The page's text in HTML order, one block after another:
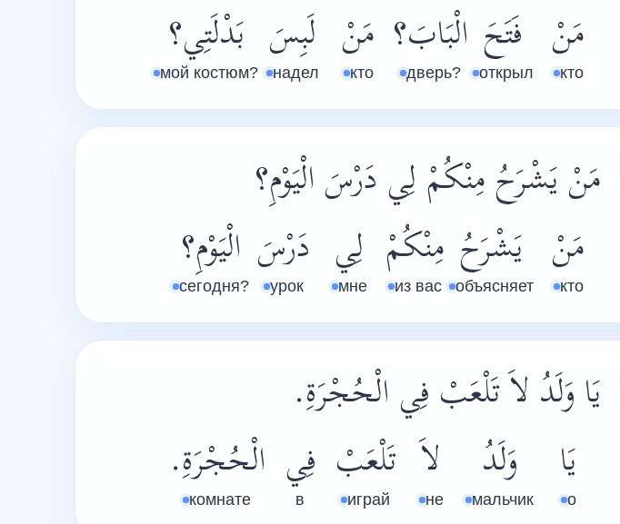
مَنْ
кто
فَتَحَ
открыл
الْبَابَ؟
дверь?
مَنْ
кто
لَبِسَ
надел
بَدْلَتِي؟
мой костюм?
مَنْ يَشْرَحُ مِنْكُمْ لِي دَرْسَ الْيَوْمِ؟
مَنْ
кто
يَشْرَحُ
объясняет
مِنْكُمْ
из вас
لِي
мне
دَرْسَ
урок
الْيَوْمِ؟
сегодня?
يَا وَلَدُ لاَ تَلْعَبْ فِي الْحُجْرَةِ.
يَا
о
وَلَدُ
мальчик
لاَ
не
تَلْعَبْ
играй
فِي
в
الْحُجْرَةِ.
комнате